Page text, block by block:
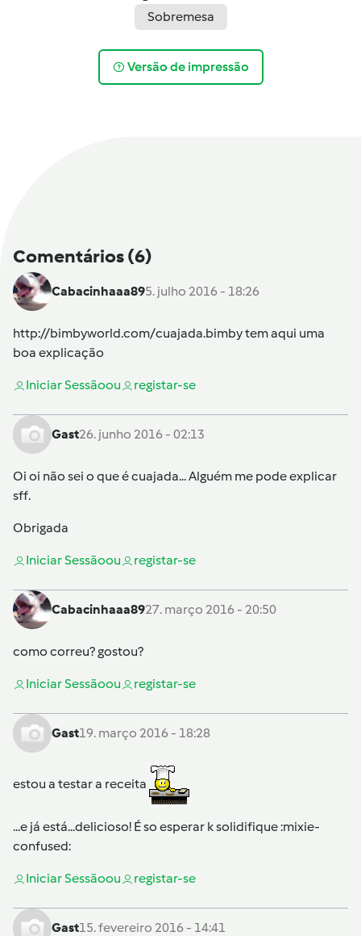
Sobremesa
Versão de impressão
Comentários(6)
Cabacinhaaa895. julho 2016 - 18:26
http://bimbyworld.com/cuajada.bimby tem aqui uma
boa explicação
Iniciar Sessãoou registar-se
Gast26. junho 2016 - 02:13
Oi oi não sei o que é cuajada... Alguém me pode explicar
sff.
Obrigada
Iniciar Sessãoou registar-se
Cabacinhaaa8927. março 2016 - 20:50
como correu? gostou?
Iniciar Sessãoou registar-se
Gast19. março 2016 - 18:28
estou a testar a receita
...e já está...delicioso! É so esperar k solidifique :mixie-
confused:
Iniciar Sessãoou registar-se
Gast15. fevereiro 2016 - 14:41